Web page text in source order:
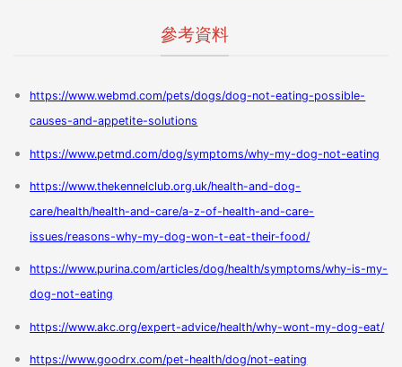
參考資料
https://www.webmd.com/pets/dogs/dog-not-eating-possible-
causes-and-appetite-solutions
https://www.petmd.com/dog/symptoms/why-my-dog-not-eating
https://www.thekennelclub.org.uk/health-and-dog-
care/health/health-and-care/a-z-of-health-and-care-
issues/reasons-why-my-dog-won-t-eat-their-food/
https://www.purina.com/articles/dog/health/symptoms/why-is-my-
dog-not-eating
https://www.akc.org/expert-advice/health/why-wont-my-dog-eat/
https://www.goodrx.com/pet-health/dog/not-eating